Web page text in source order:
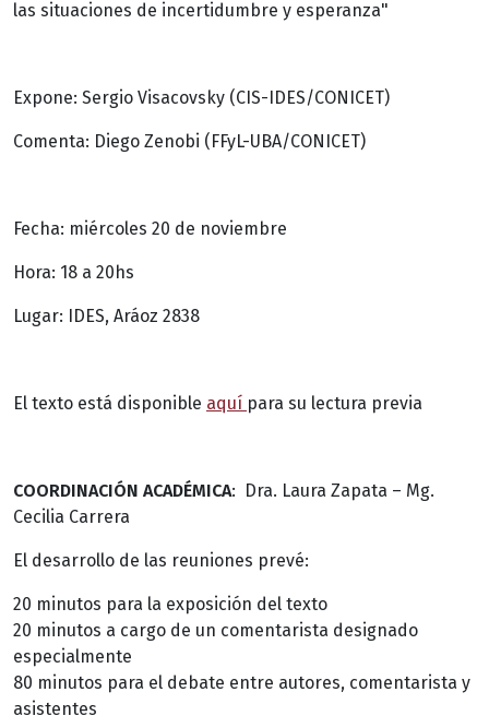
las situaciones de incertidumbre y esperanza"
Expone: Sergio Visacovsky (CIS-IDES/CONICET)
Comenta: Diego Zenobi (FFyL-UBA/CONICET)
Fecha: miércoles 20 de noviembre
Hora: 18 a 20hs
Lugar: IDES, Aráoz 2838
El texto está disponible aquí para su lectura previa
COORDINACIÓN ACADÉMICA: Dra. Laura Zapata – Mg.
Cecilia Carrera
El desarrollo de las reuniones prevé:
20 minutos para la exposición del texto
20 minutos a cargo de un comentarista designado
especialmente
80 minutos para el debate entre autores, comentarista y
asistentes